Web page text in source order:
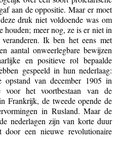
aan de oppositie. Maar er moet
druk niet voldoende was om
houden; meer nog, ze is er niet in
Ik ben het eens met
aantal onweerlegbare bewijzen
en positieve rol bepaalde
gespeeld in hun nederlaag:
van december 1905 in
voor het voortbestaan van de
Frankrijk, de tweede opende de
in Rusland. Maar de
nederlagen zijn van korte duur
een nieuwe revolutionaire